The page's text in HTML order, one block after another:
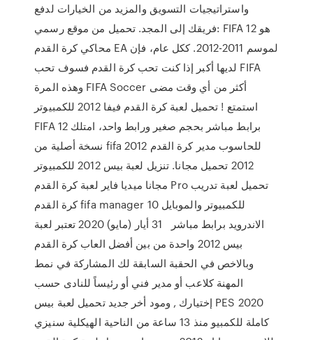
واستراتيجيات التسويق والمزيد من الخيارات لدفع
فريقك إلى المجد. تحميل من موقع رسمي: FIFA 12 هو
محاكي كرة القدم EA لموسم 2011-2012. ككل عام، فإن
لديها أكبر إذا كنت تحب كرة القدم فسوف تحب FIFA
وهذه المرة FIFA Soccer أكثر من أي وقت مضى
استمتع ! تحميل لعبة كرة القدم فيفا 2012 للكمبيوتر
FIFA 12 برابط مباشر بحجم صغير ورابط واحد، امتلك
نسخة أصلية من fifa 2012 للحاسوب مدير كرة القدم
2012 تحميل مجانا. تنزيل لعبة بيس 2012 للكمبيوتر
مجانا ميديا فاير لعبة كرة القدم Pro تحميل لعبة تدريب
كرة القدم fifa manager 10 للكمبيوتر والموبايل
الاندرويد برابط مباشر 31 أيار (مايو) 2020 تعتبر لعبة
بيس 2012 واحدة من بين أفضل العاب كرة القدم
وبالاخص في الحقبة السابقة لك المشاركة في نمط
المهنة كلاعب أو مدير فني أو رئيساً للنادى حسب
إختيارك , ومود أخر جديد تحميل لعبة بيس PES 2020
كاملة للكمبيو منذ 13 ساعة من الناحية الهيكلية سنيزي